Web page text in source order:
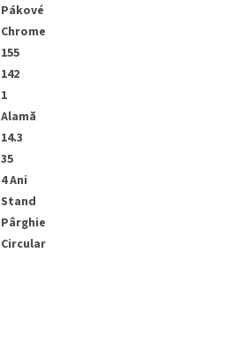
Pákové
Chrome
155
142
1
Alamă
14.3
35
4 Ani
Stand
Pârghie
Circular